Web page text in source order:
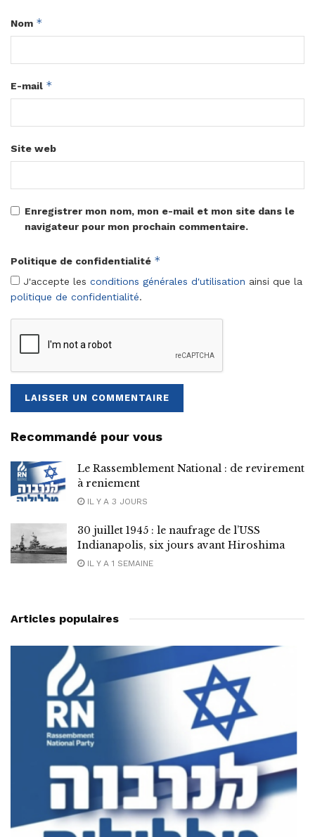
Nom *
E-mail *
Site web
Enregistrer mon nom, mon e-mail et mon site dans le
navigateur pour mon prochain commentaire.
Politique de confidentialité *
J'accepte les conditions générales d'utilisation ainsi que la
politique de confidentialité.
Recommandé pour vous
Le Rassemblement National : de revirement
à reniement
IL Y A 3 JOURS
30 juillet 1945 : le naufrage de l’USS
Indianapolis, six jours avant Hiroshima
IL Y A 1 SEMAINE
Articles populaires